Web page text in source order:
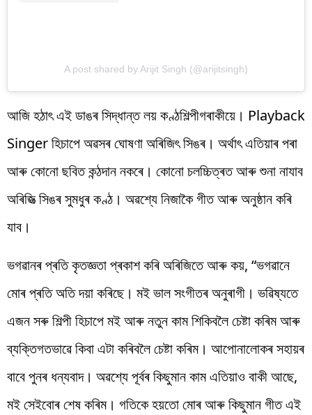
A post shared by Arijit Singh (@arijitsingh)
আজি হঠাৎ এই ডাঙৰ সিদ্ধান্ত লয় কণ্ঠশিল্পীগৰাকীয়ে। Playback
Singer হিচাপে অৱসৰ ঘোষণা অৰিজিৎ সিঙৰ। অৰ্থাৎ এতিয়াৰ পৰা
আৰু কোনো ছবিত কন্ঠদান নকৰে। কোনো চলচ্চিত্ৰত আৰু শুনা নাযাব
অৰিজিত্‍ সিঙৰ সুমধুৰ কণ্ঠ। অৱশ্যে নিজাকৈ গীত আৰু অনুষ্ঠান কৰি
যাব।
ভগৱানৰ প্ৰতি কৃতজ্ঞতা প্ৰকাশ কৰি অৰিজিতে আৰু কয়, “ভগৱানে
মোৰ প্ৰতি অতি দয়া কৰিছে। মই ভাল সংগীতৰ অনুৰাগী। ভৱিষ্যতে
এজন সৰু শিল্পী হিচাপে মই আৰু নতুন কাম শিকিবলৈ চেষ্টা কৰিম আৰু
ব্যক্তিগতভাৱে কিবা এটা কৰিবলৈ চেষ্টা কৰিম। আপোনালোকৰ সহায়ৰ
বাবে পুনৰ ধন্যবাদ। অৱশ্যে পূৰ্বৰ কিছুমান কাম এতিয়াও বাকী আছে,
মই সেইবোৰ শেষ কৰিম। গতিকে হয়তো মোৰ আৰু কিছুমান গীত এই